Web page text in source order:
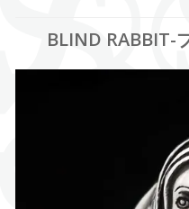
BLIND RABBIT-